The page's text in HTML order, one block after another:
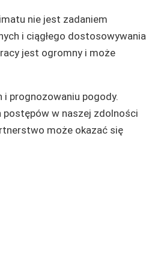
nie jest zadaniem
i ciągłego dostosowywania
jest ogromny i może
i prognozowaniu pogody.
postępów w naszej zdolności
może okazać się